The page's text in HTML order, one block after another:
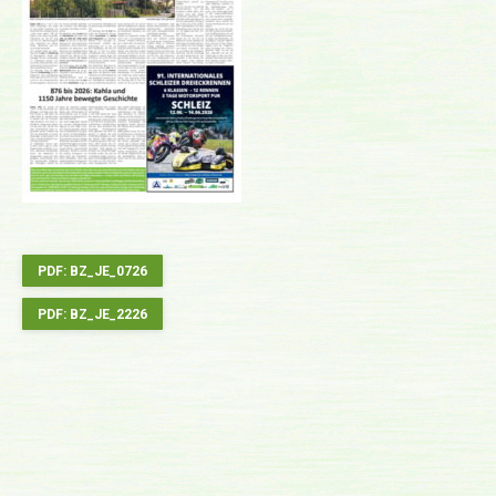
PDF: BZ_JE_0726
PDF: BZ_JE_2226